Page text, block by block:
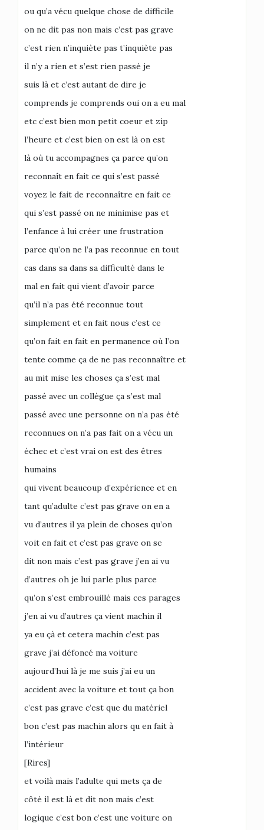
ou qu’a vécu quelque chose de difficile
on ne dit pas non mais c’est pas grave
c’est rien n’inquiète pas t’inquiète pas
il n’y a rien et s’est rien passé je
suis là et c’est autant de dire je
comprends je comprends oui on a eu mal
etc c’est bien mon petit coeur et zip
l’heure et c’est bien on est là on est
là où tu accompagnes ça parce qu’on
reconnaît en fait ce qui s’est passé
voyez le fait de reconnaître en fait ce
qui s’est passé on ne minimise pas et
l’enfance à lui créer une frustration
parce qu’on ne l’a pas reconnue en tout
cas dans sa dans sa difficulté dans le
mal en fait qui vient d’avoir parce
qu’il n’a pas été reconnue tout
simplement et en fait nous c’est ce
qu’on fait en fait en permanence où l’on
tente comme ça de ne pas reconnaître et
au mit mise les choses ça s’est mal
passé avec un collègue ça s’est mal
passé avec une personne on n’a pas été
reconnues on n’a pas fait on a vécu un
échec et c’est vrai on est des êtres
humains
qui vivent beaucoup d’expérience et en
tant qu’adulte c’est pas grave on en a
vu d’autres il ya plein de choses qu’on
voit en fait et c’est pas grave on se
dit non mais c’est pas grave j’en ai vu
d’autres oh je lui parle plus parce
qu’on s’est embrouillé mais ces parages
j’en ai vu d’autres ça vient machin il
ya eu çà et cetera machin c’est pas
grave j’ai défoncé ma voiture
aujourd’hui là je me suis j’ai eu un
accident avec la voiture et tout ça bon
c’est pas grave c’est que du matériel
bon c’est pas machin alors qu en fait à
l’intérieur
[Rires]
et voilà mais l’adulte qui mets ça de
côté il est là et dit non mais c’est
logique c’est bon c’est une voiture on